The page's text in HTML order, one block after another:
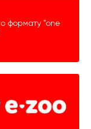
формату "one